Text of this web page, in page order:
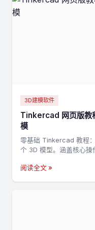
3D建模软件
Tinkercad 网页版教
模
零基础 Tinkercad 教程
个 3D 模型。涵盖核心操
阅读全文 »